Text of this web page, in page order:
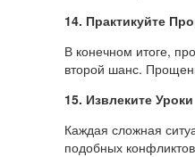
14. Практикуйте
В конечном итоге,
второй шанс.
15. Извлеките Уроки
Каждая сложная
подобных